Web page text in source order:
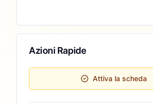
Azioni Rapide
Attiva la scheda